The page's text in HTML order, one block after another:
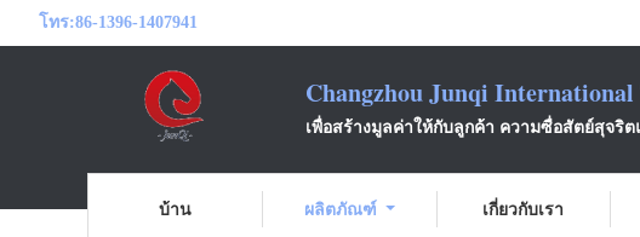
โทร:86-1396-1407941
Changzhou Junqi
เพื่อสร้างมูลค่าให้กับลูกค้า ความซื่อสัตย์สุจริ
บ้าน ผลิตภัณฑ์ เกี่ยวกับเรา